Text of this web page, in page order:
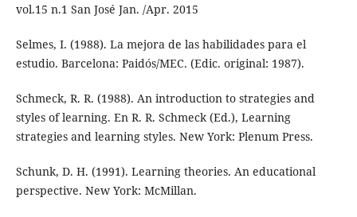
vol.15 n.1 San José Jan. /Apr. 2015
Selmes, I. (1988). La mejora de las habilidades para el
estudio. Barcelona: Paidós/MEC. (Edic. original: 1987).
Schmeck, R. R. (1988). An introduction to strategies and
styles of learning. En R. R. Schmeck (Ed.), Learning
strategies and learning styles. New York: Plenum Press.
Schunk, D. H. (1991). Learning theories. An educational
perspective. New York: McMillan.